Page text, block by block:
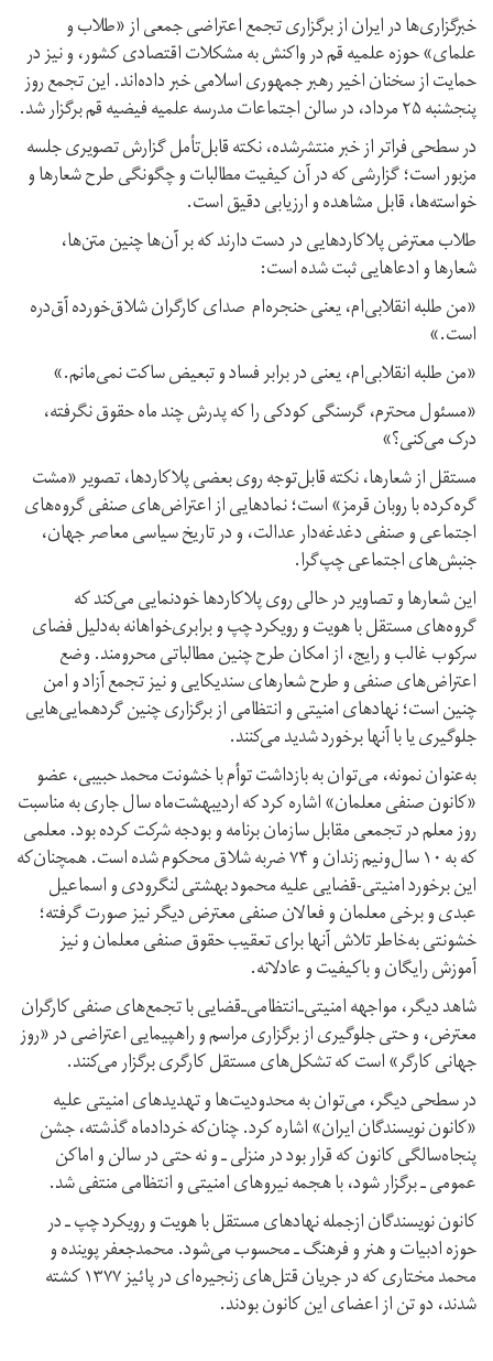
خبرگزاری‌ها در ایران از برگزاری تجمع اعتراضی جمعی از «طلاب و
علمای» حوزه علمیه قم در واکنش به مشکلات اقتصادی کشور، و نیز در
حمایت از سخنان اخیر رهبر جمهوری اسلامی خبر داده‌اند. این تجمع روز
پنجشنبه ۲۵ مرداد، در سالن اجتماعات مدرسه علميه فيضيه قم برگزار شد.
در سطحی فراتر از خبر منتشرشده، نکته قابل‌تأمل گزارش تصویری جلسه
مزبور است؛ گزارشی که در آن کیفیت مطالبات و چگونگی طرح شعارها و
خواسته‌ها، قابل مشاهده و ارزیابی دقیق است.
طلاب معترض پلاکاردهایی در دست دارند که بر آن‌ها چنین متن‌ها،
شعارها و ادعاهایی ثبت شده است:
«من طلبه انقلابی‌ام، یعنی حنجره‌ام صدای کارگران شلاق‌خورده آق‌دره
است.»
«من طلبه انقلابی‌ام، یعنی در برابر فساد و تبعیض ساکت نمی‌مانم.»
«مسئول محترم، گرسنگی کودکی را که پدرش چند ماه حقوق نگرفته،
درک می‌کنی؟»
مستقل از شعارها، نکته قابل‌توجه روی بعضی پلاکاردها، تصویر «مشت
گره‌کرده با روبان قرمز» است؛ نمادهایی از اعتراض‌های صنفی گروه‌های
اجتماعی و صنفی دغدغه‌دار عدالت، و در تاریخ سیاسی معاصر جهان،
جنبش‌های اجتماعی چپ‌گرا.
این شعارها و تصاویر در حالی روی پلاکاردها خودنمایی می‌کند که
گروه‌های مستقل با هویت و رویکرد چپ و برابری‌خواهانه به‌دلیل فضای
سرکوب غالب و رایج، از امکان طرح چنین مطالباتی محرومند. وضع
اعتراض‌های صنفی و طرح شعارهای سندیکایی و نیز تجمع آزاد و امن
چنین است؛ نهادهای امنیتی و انتظامی از برگزاری چنین گردهمایی‌هایی
جلوگیری یا با آنها برخورد شدید می‌کنند.
به‌عنوان نمونه، می‌توان به بازداشت توأم با خشونت محمد حبیبی، عضو
«کانون صنفی معلمان» اشاره کرد که اردیبهشت‌ماه سال جاری به مناسبت
روز معلم در تجمعی مقابل سازمان برنامه و بودجه شرکت کرده بود. معلمی
که به ۱۰ سال‌و‌نیم زندان و ۷۴ ضربه شلاق محکوم شده است. همچنان‌که
این برخورد امنیتی-قضایی علیه محمود بهشتی لنگرودی و اسماعیل
عبدی و برخی معلمان و فعالان صنفی معترض دیگر نیز صورت گرفته؛
خشونتی به‌خاطر تلاش آنها برای تعقیب حقوق صنفی معلمان و نیز
آموزش رایگان و باکیفیت و عادلانه.
شاهد دیگر، مواجهه امنیتی‌ـ‌انتظامی‌ـ‌قضایی با تجمع‌های صنفی کارگران
معترض، و حتی جلوگیری از برگزاری مراسم و راهپیمایی اعتراضی در «روز
جهانی کارگر» است که تشکل‌های مستقل کارگری برگزار می‌کنند.
در سطحی دیگر، می‌توان به محدودیت‌ها و تهدیدهای امنیتی علیه
«کانون نویسندگان ایران» اشاره کرد. چنان‌که خردادماه گذشته، جشن
پنجاه‌سالگی کانون که قرار بود در منزلی ـ و نه حتی در سالن و اماکن
عمومی ـ برگزار شود، با هجمه نیروهای امنیتی و انتظامی منتفی شد.
کانون نویسندگان ازجمله نهادهای مستقل با هویت و رویکرد چپ ـ در
حوزه ادبیات و هنر و فرهنگ ـ محسوب می‌شود. محمدجعفر پوینده و
محمد مختاری که در جریان قتل‌های زنجیره‌ای در پائیز ۱۳۷۷ کشته
شدند، دو تن از اعضای این کانون بودند.